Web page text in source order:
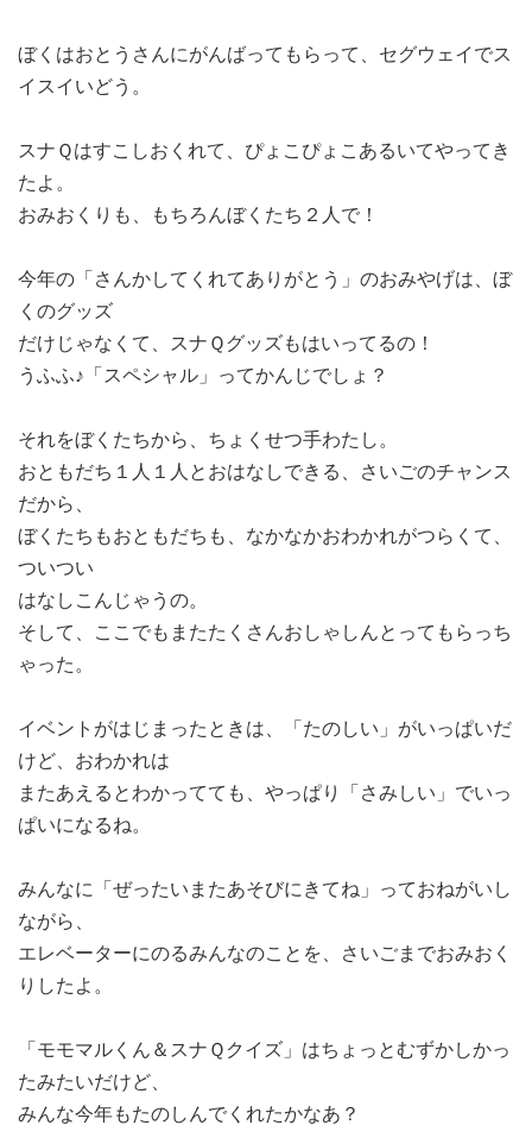
ぼくはおとうさんにがんばってもらって、セグウェイでス
イスイいどう。
スナＱはすこしおくれて、ぴょこぴょこあるいてやってき
たよ。
おみおくりも、もちろんぼくたち２人で！
今年の「さんかしてくれてありがとう」のおみやげは、ぼ
くのグッズ
だけじゃなくて、スナＱグッズもはいってるの！
うふふ♪「スペシャル」ってかんじでしょ？
それをぼくたちから、ちょくせつ手わたし。
おともだち１人１人とおはなしできる、さいごのチャンス
だから、
ぼくたちもおともだちも、なかなかおわかれがつらくて、
ついつい
はなしこんじゃうの。
そして、ここでもまたたくさんおしゃしんとってもらっち
ゃった。
イベントがはじまったときは、「たのしい」がいっぱいだ
けど、おわかれは
またあえるとわかってても、やっぱり「さみしい」でいっ
ぱいになるね。
みんなに「ぜったいまたあそびにきてね」っておねがいし
ながら、
エレベーターにのるみんなのことを、さいごまでおみおく
りしたよ。
「モモマルくん＆スナＱクイズ」はちょっとむずかしかっ
たみたいだけど、
みんな今年もたのしんでくれたかなあ？